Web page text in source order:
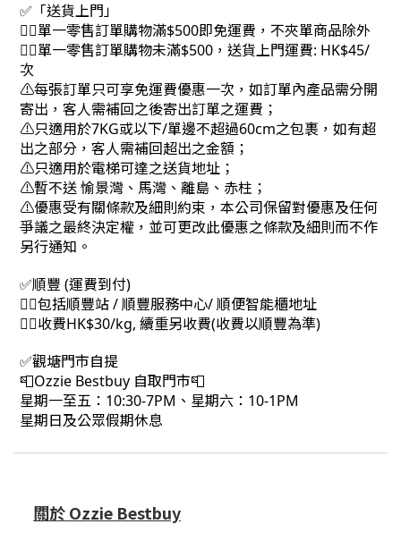
✅「送貨上門」
👉🏻單一零售訂單購物滿$500即免運費，不夾單商品除外
👉🏻單一零售訂單購物未滿$500，送貨上門運費: HK$45/
次
⚠每張訂單只可享免運費優惠一次，如訂單內產品需分開
寄出，客人需補回之後寄出訂單之運費；
⚠只適用於7KG或以下/單邊不超過60cm之包裹，如有超
出之部分，客人需補回超出之金額；
⚠只適用於電梯可達之送貨地址；
⚠暫不送 愉景灣、馬灣、離島、赤柱；
⚠優惠受有關條款及細則約束，本公司保留對優惠及任何
爭議之最終決定權，並可更改此優惠之條款及細則而不作
另行通知。
✅順豐 (運費到付)
👉🏻包括順豐站 / 順豐服務中心/ 順便智能櫃地址
👉🏻收費HK$30/kg, 續重另收費(收費以順豐為準)
✅觀塘門市自提
📮Ozzie Bestbuy 自取門市📮
星期一至五：10:30-7PM、星期六：10-1PM
星期日及公眾假期休息
關於 Ozzie Bestbuy